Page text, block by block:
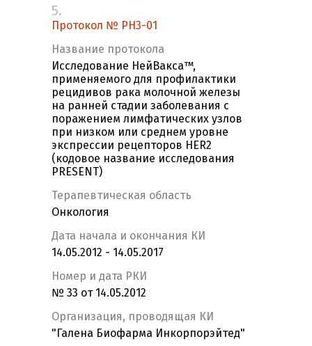
5.
Протокол № PH3-01
Название протокола
Исследование НейВакса™,
применяемого для профилактики
рецидивов рака молочной железы
на ранней стадии заболевания с
поражением лимфатических узлов
при низком или среднем уровне
экспрессии рецепторов HER2
(кодовое название исследования
PRESENT)
Терапевтическая область
Онкология
Дата начала и окончания КИ
14.05.2012 - 14.05.2017
Номер и дата РКИ
№ 33 от 14.05.2012
Организация, проводящая КИ
"Галена Биофарма Инкорпорэйтед"